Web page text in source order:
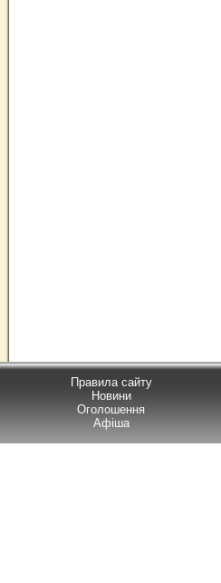
Правила сайту
Новини
Оголошення
Афіша